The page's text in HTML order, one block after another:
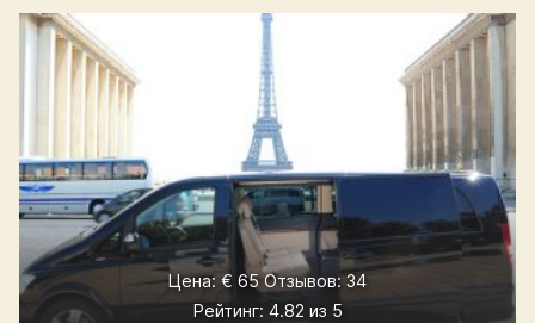
Цена: € 65 Отзывов: 34
Рейтинг: 4.82 из 5